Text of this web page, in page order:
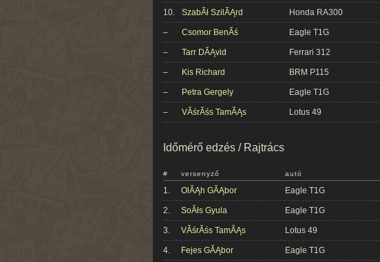
10. SzabĂł SzilĂĄrd Honda RA300
– Csomor BenĂś Eagle T1G
– Tarr DĂĄvid Ferrari 312
– Kis Richard BRM P115
– Petra Gergely Eagle T1G
– VĂśrĂśs TamĂĄs Lotus 49
Időmérő edzés / Rajtrács
# versenyző autó
1. OlĂĄh GĂĄbor Eagle T1G
2. SoĂłs Gyula Eagle T1G
3. VĂśrĂśs TamĂĄs Lotus 49
4. Fejes GĂĄbor Eagle T1G